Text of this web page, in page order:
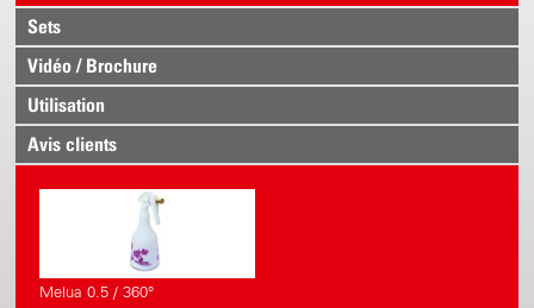
Sets
Vidéo / Brochure
Utilisation
Avis clients
Melua 0.5 / 360°